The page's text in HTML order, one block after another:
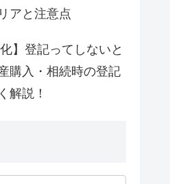
アと注意点
】登記ってしないと
購入・相続時の登記
解説！